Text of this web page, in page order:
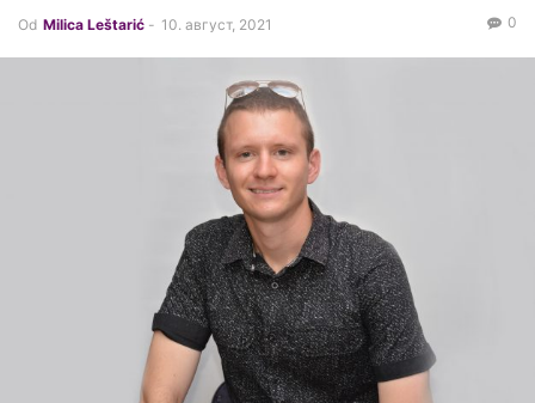
Od Milica Leštarić - 10. август, 2021 0